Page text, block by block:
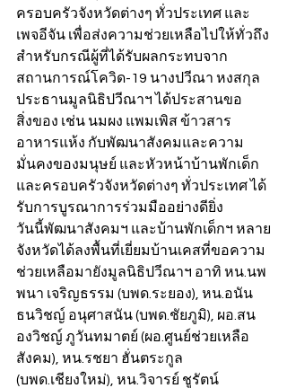
ครอบครัวจังหวัดต่างๆ ทั่วประเทศ และ
เพจอีจัน เพื่อส่งความช่วยเหลือไปให้ทั่วถึง
สำหรับกรณีผู้ที่ได้รับผลกระทบจาก
สถานการณ์โควิด-19 นางปวีณา หงสกุล
ประธานมูลนิธิปวีณาฯ ได้ประสานขอ
สิ่งของ เช่น นมผง แพมเพิส ข้าวสาร
อาหารแห้ง กับพัฒนาสังคมและความ
มั่นคงของมนุษย์ และหัวหน้าบ้านพักเด็ก
และครอบครัวจังหวัดต่างๆ ทั่วประเทศ ได้
รับการบูรณาการร่วมมืออย่างดียิ่ง
วันนี้พัฒนาสังคมฯ และบ้านพักเด็กฯ หลาย
จังหวัดได้ลงพื้นที่เยี่ยมบ้านเคสที่ขอความ
ช่วยเหลือมายังมูลนิธิปวีณาฯ อาทิ หน.นพ
พนา เจริญธรรม (บพด.ระยอง), หน.อนัน
ธนวิชญ์ อนุศาสนัน (บพด.ชัยภูมิ), ผอ.สน
องวิชญ์ ภูวันทมาตย์ (ผอ.ศูนย์ช่วยเหลือ
สังคม), หน.รชยา ฮั่นตระกูล
(บพด.เชียงใหม่), หน.วิจารย์ ชูรัตน์